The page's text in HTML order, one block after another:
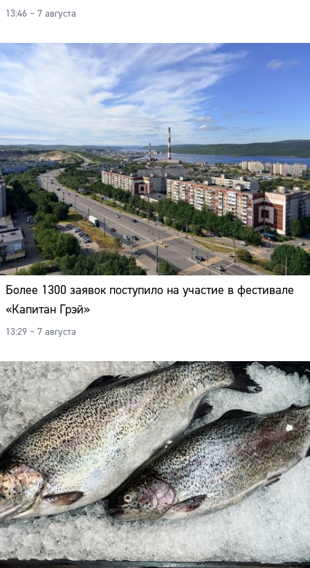
13:46 – 7 августа
Более 1300 заявок поступило на участие в фестивале
«Капитан Грэй»
13:29 – 7 августа